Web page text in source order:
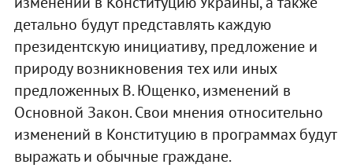
детально будут представлять каждую
президентскую инициативу, предложение и
природу возникновения тех или иных
предложенных В. Ющенко, изменений в
Основной Закон. Свои мнения относительно
изменений в Конституцию в программах будут
выражать и обычные граждане.